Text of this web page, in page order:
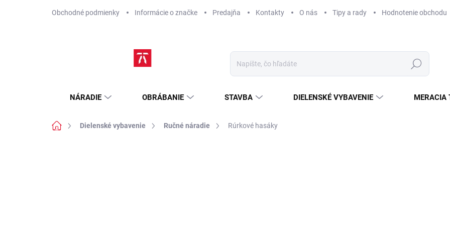
Obchodné podmienky Informácie o značke Predajňa Kontakty O nás Tipy a rady Hodnotenie obchodu
Hľadať
NÁRADIE OBRÁBANIE STAVBA DIELENSKÉ VYBAVENIE MERACIA
DomovDielenské vybavenie Ručné náradie Rúrkové hasáky